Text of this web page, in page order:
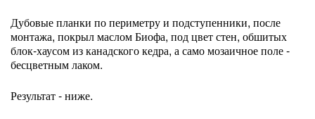
Дубовые планки по периметру и подступенники, после
монтажа, покрыл маслом Биофа, под цвет стен, обшитых
блок-хаусом из канадского кедра, а само мозаичное поле -
бесцветным лаком.
Результат - ниже.